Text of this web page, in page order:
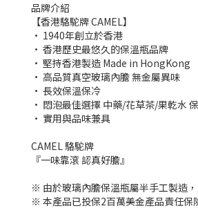
品牌介紹
【香港駱駝牌 CAMEL】
• 1940年創立於香港
• 香港歷史最悠久的保溫瓶品牌
• 堅持香港製造 Made in HongKong
• 高品質真空玻璃內膽 無金屬異味
• 長效保溫保冷
• 悶泡最佳選擇 中藥/花草茶/果乾水
• 實用與品味兼具
CAMEL 駱駝牌
『一味靠滾 認真好膽』
※ 由於玻璃內膽保溫瓶屬半手工製造
※ 本產品已投保2百萬美金產品責任保